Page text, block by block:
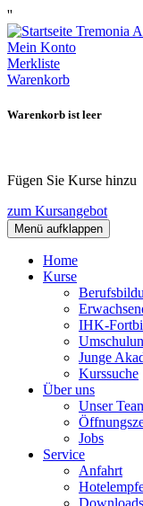
''
Mein Konto
Merkliste
Warenkorb
Warenkorb ist leer
Fügen Sie Kurse hinzu
zum Kursangebot
Menü aufklappen
Home
Kurse
IHK-
Junge
Kurssuche
Über uns
Unser
Jobs
Service
Anfahrt